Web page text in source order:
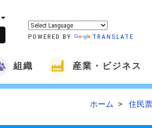
POWERED BY TRANSLATE
組織 産業・ビジネス
ホーム 住民